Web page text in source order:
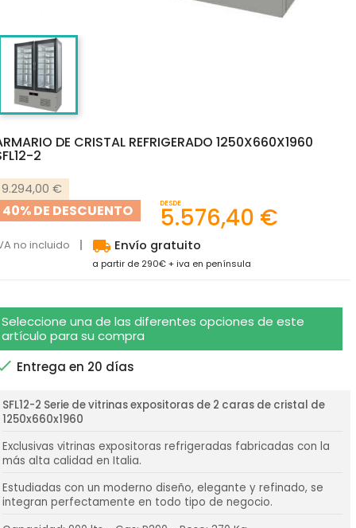
DE CRISTAL REFRIGERADO 1250X660X1960
2
9.294,00 €
40% DE DESCUENTO DESDE
5.576,40 €
no incluido local_shipping Envío gratuito
a partir de 290€ + iva en península
Seleccione una de las diferentes opciones de este
artículo para su compra
Entrega en 20 días
SFL12-2 Serie de vitrinas expositoras de 2 caras de cristal de
1250x660x1960
Exclusivas vitrinas expositoras refrigeradas fabricadas con la
más alta calidad en Italia.
Estudiadas con un moderno diseño, elegante y refinado, se
integran perfectamente en todo tipo de negocio.